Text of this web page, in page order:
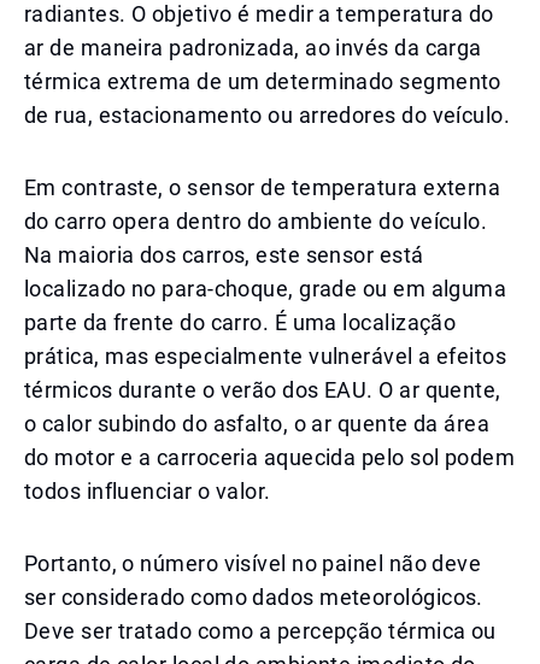
radiantes. O objetivo é medir a temperatura do
ar de maneira padronizada, ao invés da carga
térmica extrema de um determinado segmento
de rua, estacionamento ou arredores do veículo.
Em contraste, o sensor de temperatura externa
do carro opera dentro do ambiente do veículo.
Na maioria dos carros, este sensor está
localizado no para-choque, grade ou em alguma
parte da frente do carro. É uma localização
prática, mas especialmente vulnerável a efeitos
térmicos durante o verão dos EAU. O ar quente,
o calor subindo do asfalto, o ar quente da área
do motor e a carroceria aquecida pelo sol podem
todos influenciar o valor.
Portanto, o número visível no painel não deve
ser considerado como dados meteorológicos.
Deve ser tratado como a percepção térmica ou